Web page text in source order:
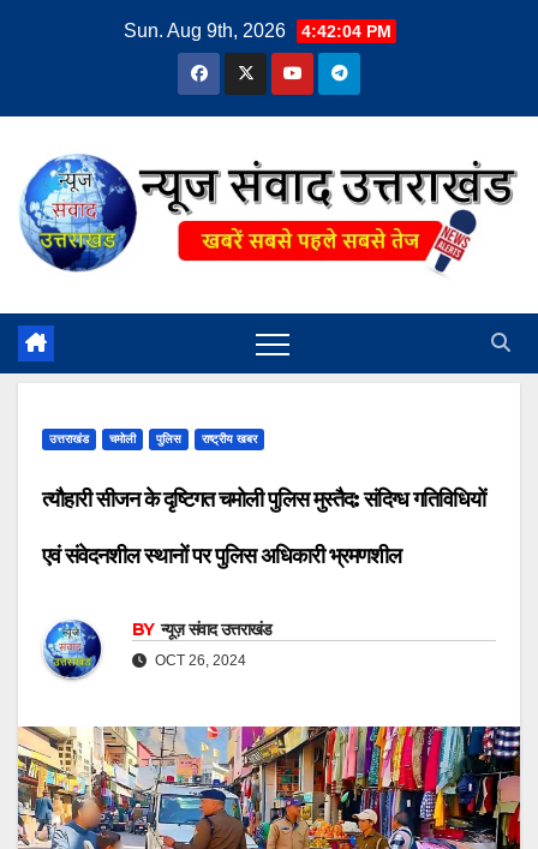
Sun. Aug 9th, 2026 4:42:05 PM
उत्तराखंड चमोली पुलिस राष्ट्रीय खबर
त्यौहारी सीजन के दृष्टिगत चमोली पुलिस मुस्तैद: संदिग्ध गतिविधियों
एवं संवेदनशील स्थानों पर पुलिस अधिकारी भ्रमणशील
BY न्यूज़ संवाद उत्तराखंड
OCT 26, 2024